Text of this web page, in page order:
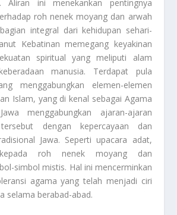
Aliran ini menekankan pentingnya
roh nenek moyang dan arwah
integral dari kehidupan sehari-
Kebatinan memegang keyakinan
spiritual yang meliputi alam
manusia. Terdapat pula
menggabungkan elemen-elemen
Islam, yang di kenal sebagai Agama
menggabungkan ajaran-ajaran
dengan kepercayaan dan
Jawa. Seperti upacara adat,
kepada roh nenek moyang dan
simbol mistis. Hal ini mencerminkan
agama yang telah menjadi ciri
selama berabad-abad.